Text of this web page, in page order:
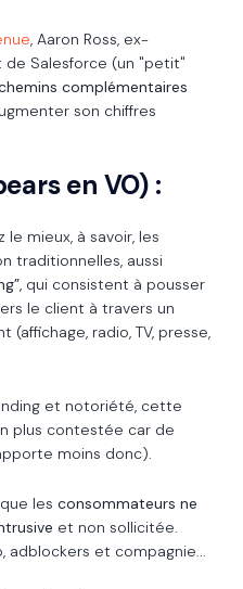
, Aaron Ross, ex-
Salesforce (un "petit"
complémentaires
son chiffres
en VO) :
le mieux, à savoir, les
traditionnelles, aussi
, qui consistent à pousser
le client à travers un
radio, TV, presse,
et notoriété, cette
plus contestée car de
moins donc).
les consommateurs ne
et non sollicitée.
et compagnie...